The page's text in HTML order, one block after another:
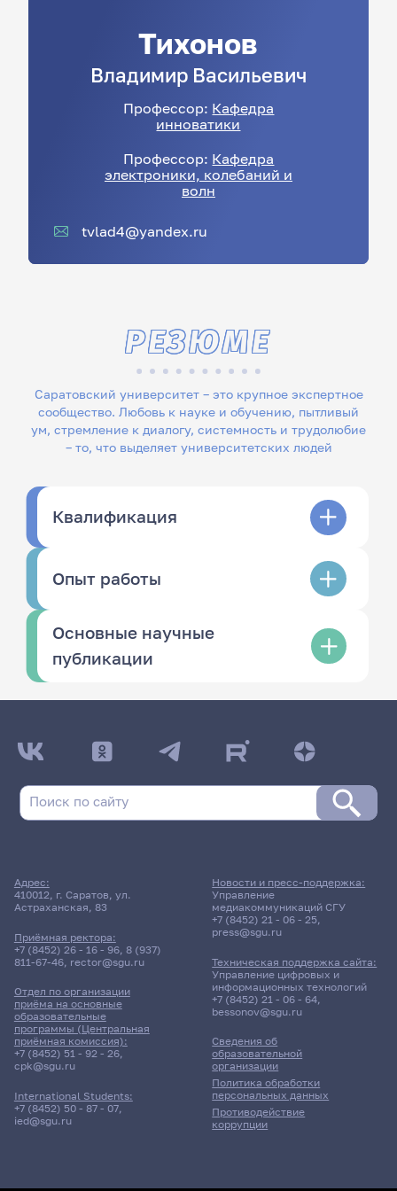
Тихонов
Владимир Васильевич
Профессор: Кафедра
инноватики
Профессор: Кафедра
электроники, колебаний и
волн
tvlad4@yandex.ru
Саратовский университет – это крупное экспертное
сообщество. Любовь к науке и обучению, пытливый
ум, стремление к диалогу, системность и трудолюбие
– то, что выделяет университетских людей
РЕЗЮМЕ
Квалификация
Опыт работы
Основные научные
публикации
Адрес:
410012, г. Саратов, ул.
Астраханская, 83
Приёмная ректора:
+7 (8452) 26 - 16 - 96, 8 (937)
811-67-46, rector@sgu.ru
Отдел по организации
приёма на основные
образовательные
программы (Центральная
приёмная комиссия):
+7 (8452) 51 - 92 - 26,
cpk@sgu.ru
International Students:
+7 (8452) 50 - 87 - 07,
ied@sgu.ru
Сведения об
образовательной
организации
Политика обработки
персональных данных
Противодействие
коррупции
Новости и пресс-поддержка:
Управление
медиакоммуникаций СГУ
+7 (8452) 21 - 06 - 25,
press@sgu.ru
Техническая поддержка сайта:
Управление цифровых и
информационных технологий
+7 (8452) 21 - 06 - 64,
bessonov@sgu.ru